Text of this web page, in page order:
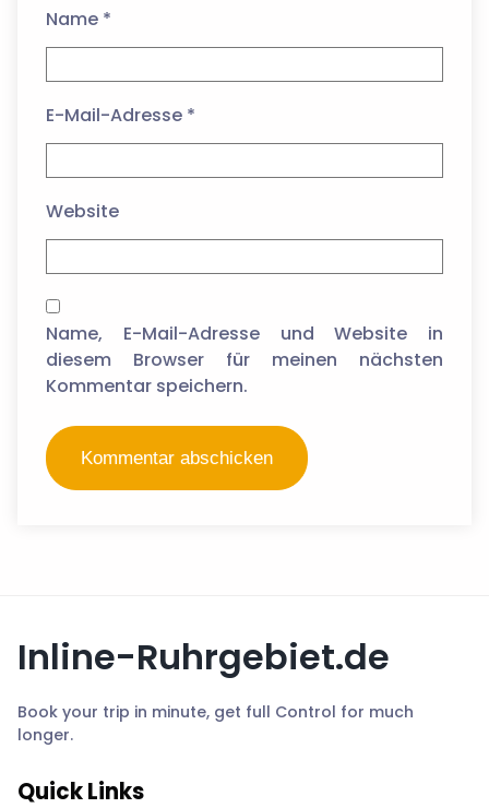
Name *
E-Mail-Adresse *
Website
Name, E-Mail-Adresse und Website in
diesem Browser für meinen nächsten
Kommentar speichern.
Inline-Ruhrgebiet.de
Book your trip in minute, get full Control for much
longer.
Quick Links